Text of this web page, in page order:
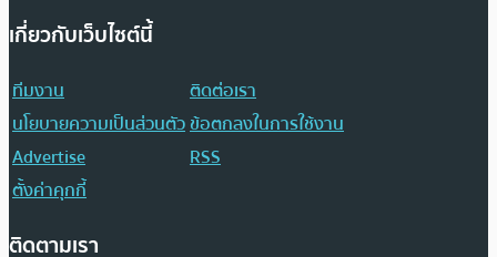
เกี่ยวกับเว็บไซต์นี้
ทีมงาน
ติดต่อเรา
นโยบายความเป็นส่วนตัวข้อตกลงในการใช้งาน
Advertise
RSS
ตั้งค่าคุกกี้
ติดตามเรา